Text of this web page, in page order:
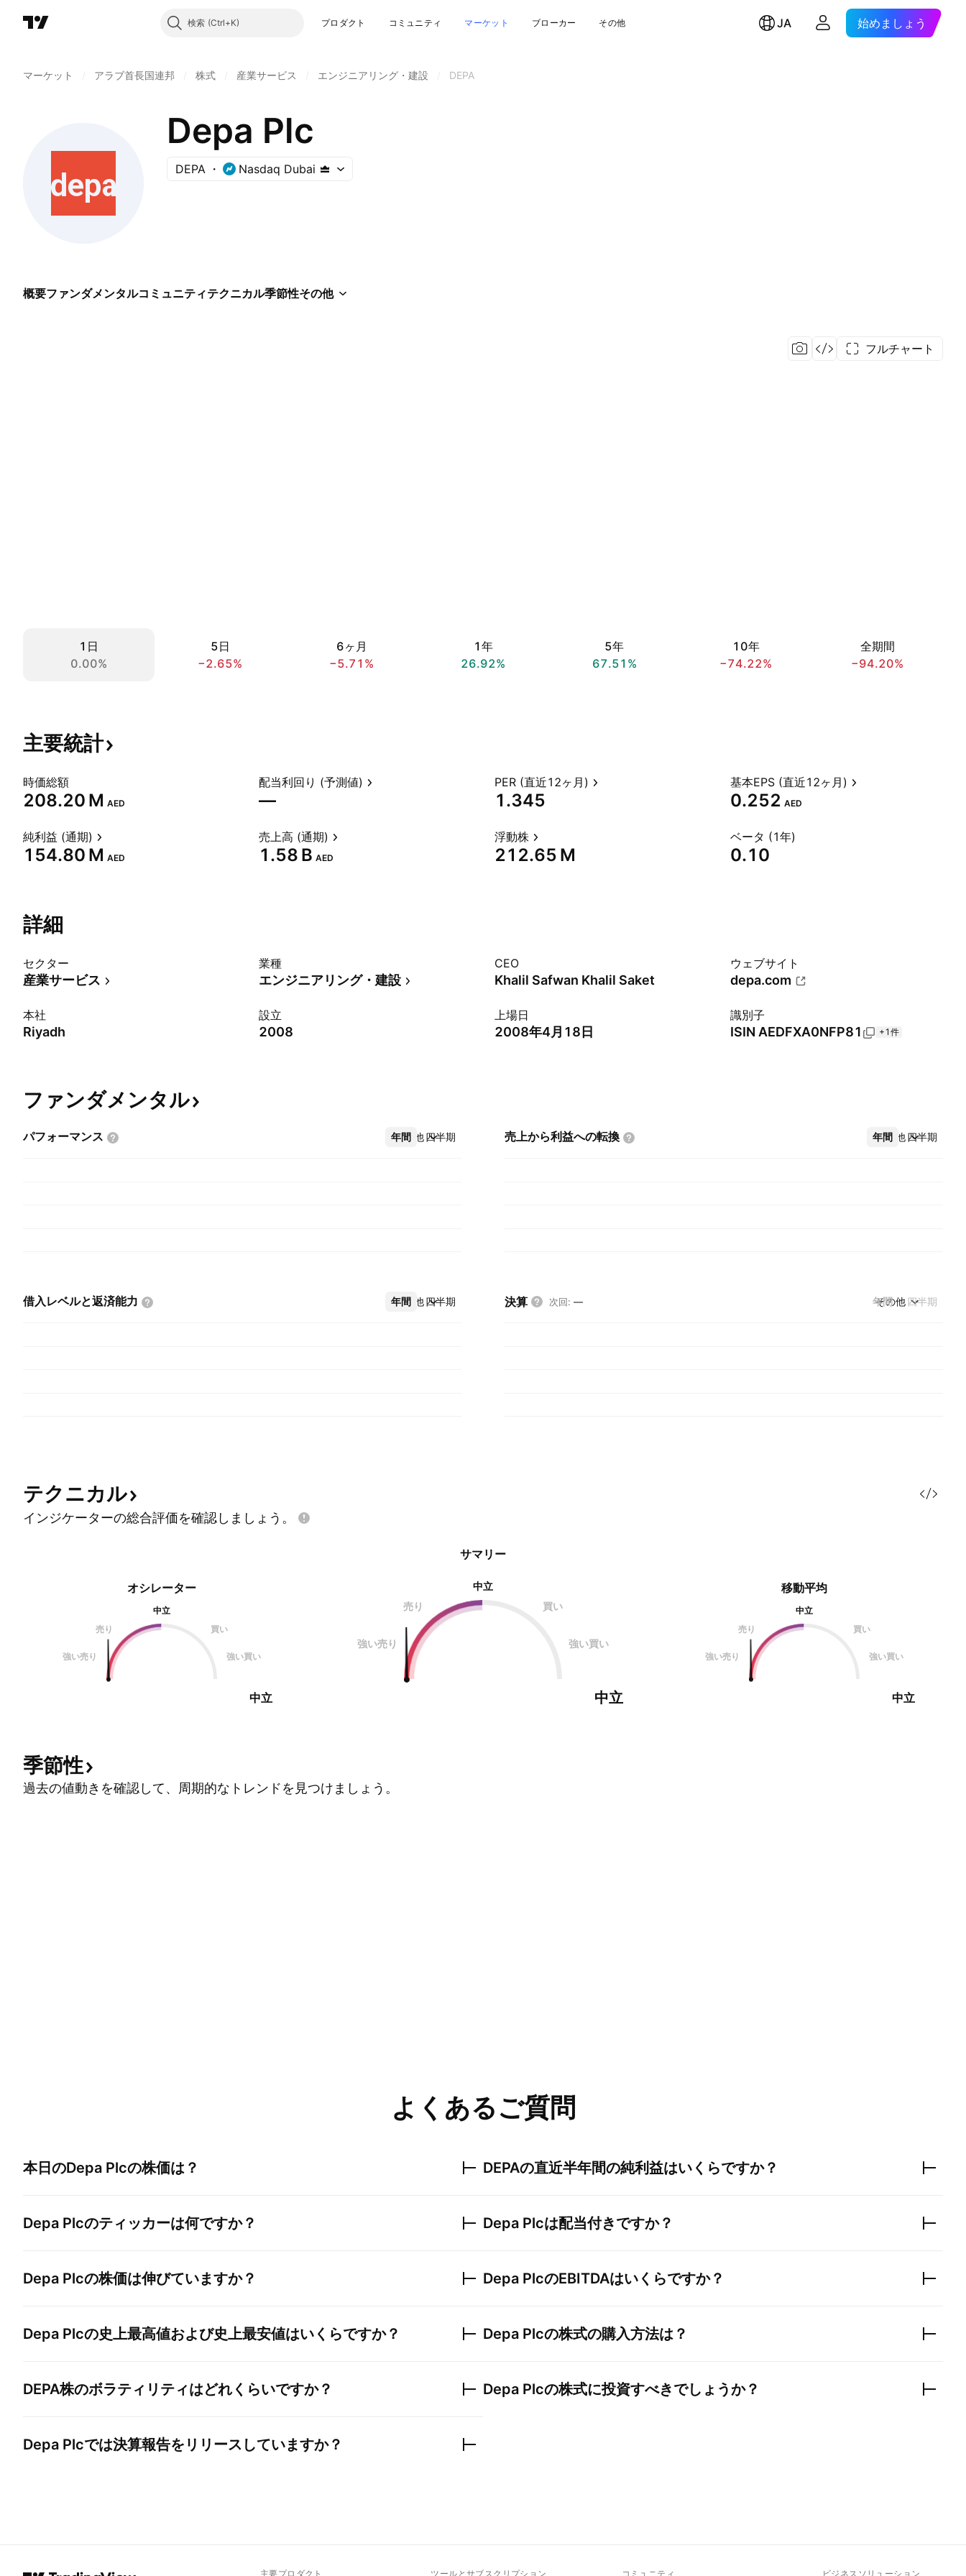
検索 プロダクト コミュニティ マーケット ブローカー その他 JA 始めましょう
マーケット アラブ首長国連邦 株式 産業サービス エンジニアリング・建設 DEPA
Depa Plc
DEPA Nasdaq Dubai
概要ファンダメンタルコミュニティテクニカル季節性その他
フルチャート
1日
0.00%
5日
−2.65%
6ヶ月
−5.71%
1年
26.92%
5年
67.51%
10年
−74.22%
全期間
−94.20%
主要統計
時価総額
‪208.20 M‬ AED
配当利回り (予測値)
—
PER (直近12ヶ月)
1.345
基本EPS (直近12ヶ月)
0.252 AED
純利益 (通期)
‪154.80 M‬ AED
売上高 (通期)
‪1.58 B‬ AED
浮動株
‪212.65 M‬
ベータ (1年)
0.10
詳細
セクター
産業サービス
業種
エンジニアリング・建設
CEO
Khalil Safwan Khalil Saket
ウェブサイト
depa.com
本社
Riyadh
設立
2008
上場日
2008年4月18日
識別子
ISIN AEDFXA0NFP81 +1件
ファンダメンタル
パフォーマンス 年間 四半期
その他 売上から利益への転換 年間 四半期
その他
借入レベルと返済能力 年間 四半期
その他 決算 次回: — 年間 四半期
その他
テクニカル
インジケーターの総合評価を確認しましょう。
オシレーター
中立
売り
買い
強い売り 強い買い
中立
サマリー
中立
売り
買い
強い売り 強い買い
中立
移動平均
中立
売り
買い
強い売り 強い買い
中立
季節性
過去の値動きを確認して、周期的なトレンドを見つけましょう。
よくあるご質問
本日のDepa Plcの株価は？
Depa Plcのティッカーは何ですか？
Depa Plcの株価は伸びていますか？
Depa Plcの史上最高値および史上最安値はいくらですか？
DEPA株のボラティリティはどれくらいですか？
Depa Plcでは決算報告をリリースしていますか？
DEPAの直近半年間の純利益はいくらですか？
Depa Plcは配当付きですか？
Depa PlcのEBITDAはいくらですか？
Depa Plcの株式の購入方法は？
Depa Plcの株式に投資すべきでしょうか？
主要プロダクト ツールとサブスクリプション コミュニティ ビジネスソリューション